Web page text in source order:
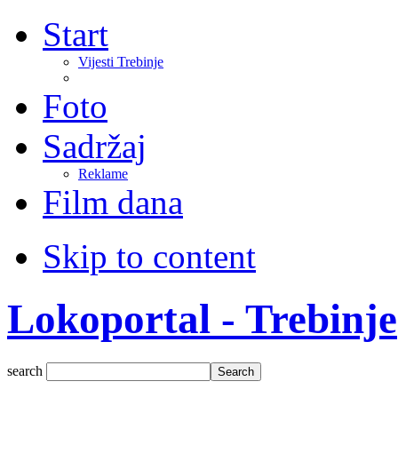
Start
Vijesti Trebinje
Foto
Sadržaj
Reklame
Film dana
Skip to content
Lokoportal - Trebinje
search